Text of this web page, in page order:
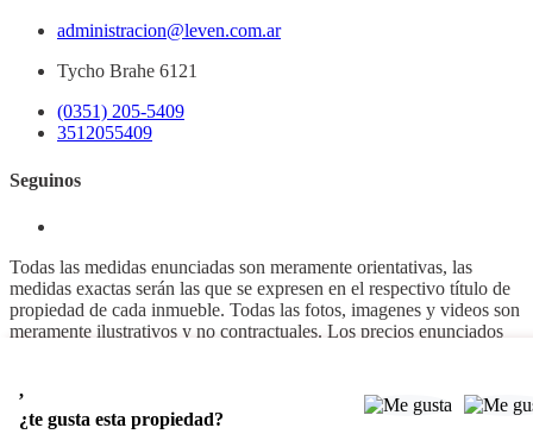
,
¿te gusta esta propiedad?
administracion@leven.com.ar
Tycho Brahe 6121
(0351) 205-5409
3512055409
Seguinos
Todas las medidas enunciadas son meramente orientativas, las
medidas exactas serán las que se expresen en el respectivo título de
propiedad de cada inmueble. Todas las fotos, imagenes y videos son
meramente ilustrativos y no contractuales. Los precios enunciados
© 2026 Leven Negocios inmobiliarios.